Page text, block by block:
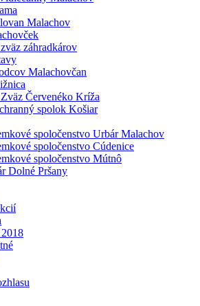
Malachov
záhradkárov
Malachovčan
Červenéko Kríža
spolok Košiar
spoločenstvo Urbár Malachov
spoločenstvo Cúdenice
spoločenstvo Mútnô
Dolné Pršany